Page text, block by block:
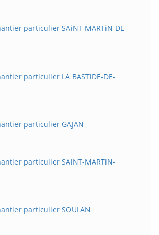
particulier SAiNT-MARTiN-DE-
particulier LA BASTiDE-DE-
particulier GAJAN
particulier SAiNT-MARTiN-
particulier SOULAN